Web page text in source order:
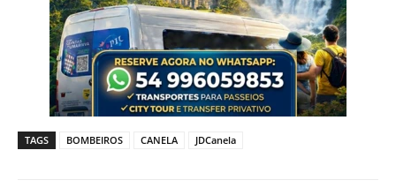
TAGS BOMBEIROS CANELA JDCanela